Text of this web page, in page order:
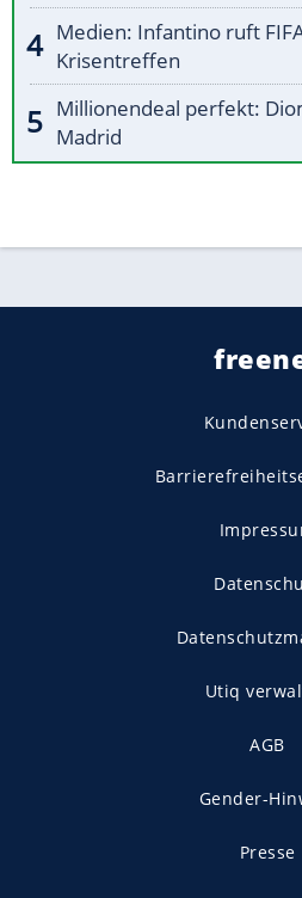
Medien: Infantino ruft
Krisentreffen
Millionendeal perfekt:
Madrid
Utiq
AGB
Gender-
Presse